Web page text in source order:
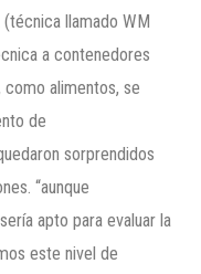
llamado WM
a contenedores
como alimentos, se
de
sorprendidos
“aunque
apto para evaluar la
este nivel de